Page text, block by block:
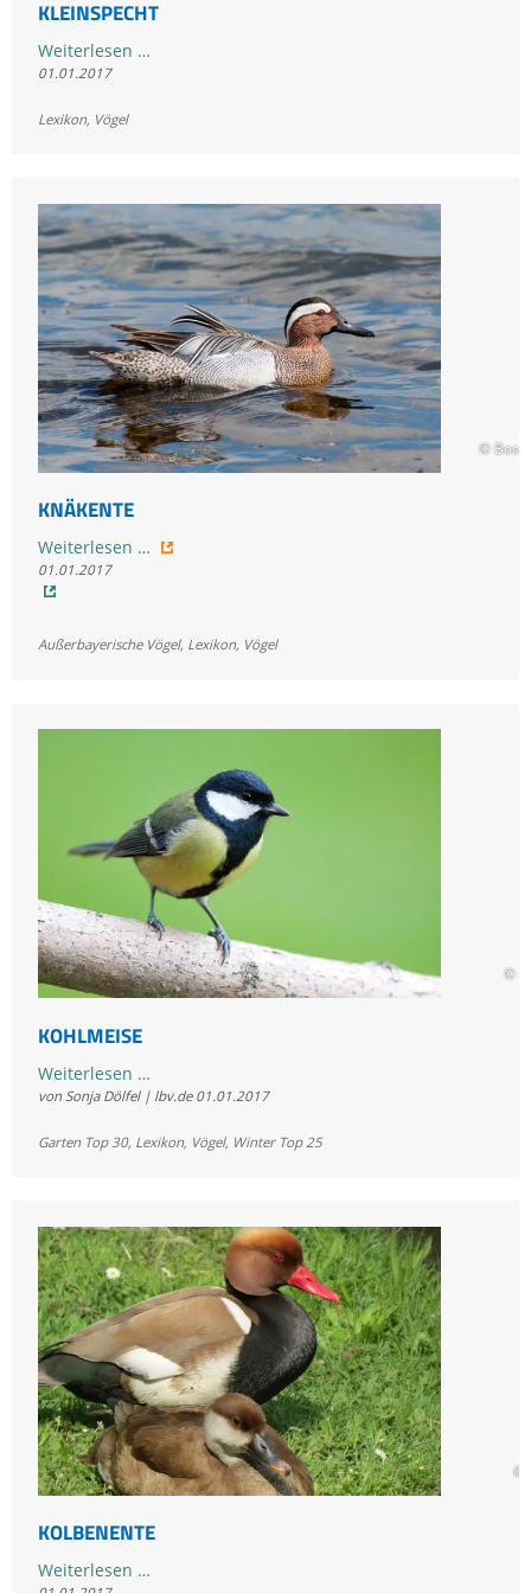
KLEINSPECHT
Weiterlesen …Kleinspecht
01.01.2017
Lexikon, Vögel
©
KNÄKENTE
Weiterlesen …Knäkente
01.01.2017
Außerbayerische Vögel, Lexikon, Vögel
©
KOHLMEISE
Weiterlesen …
von Sonja Dölfel | lbv.de 01.01.2017
Garten Top 30, Lexikon, Vögel, Winter Top 25
©
KOLBENENTE
Weiterlesen …Kolbenente